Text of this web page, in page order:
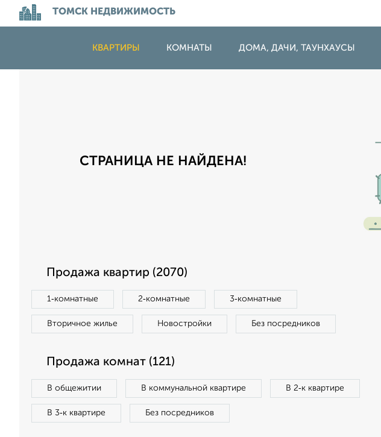
ТОМСК НЕДВИЖИМОСТЬ
КВАРТИРЫ КОМНАТЫ ДОМА, ДАЧИ, ТАУНХАУСЫ
СТРАНИЦА НЕ НАЙДЕНА!
Продажа квартир (2070)
1‑комнатные 2‑комнатные 3‑комнатные
Вторичное жилье Новостройки Без посредников
Продажа комнат (121)
В общежитии В коммунальной квартире В 2‑к квартире
В 3‑к квартире Без посредников